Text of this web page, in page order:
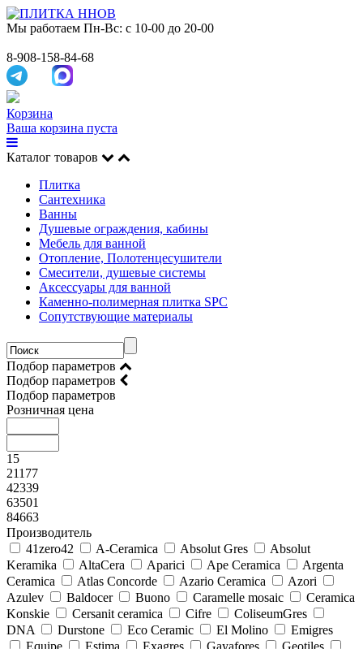
Мы работаем Пн-Вс: с 10-00 до 20-00
8-908-158-84-68
Корзина
Ваша корзина пуста
Каталог товаров
Плитка
Сантехника
Ванны
Душевые ограждения, кабины
Мебель для ванной
Отопление, Полотенцесушители
Смесители, душевые системы
Аксессуары для ванной
Каменно-полимерная плитка SPC
Сопутствующие материалы
Подбор параметров
Подбор параметров
Подбор параметров
Розничная цена
15
21177
42339
63501
84663
Производитель
41zero42
A-Ceramica Absolut Gres
Absolut
Keramika
AltaCera Aparici Ape Ceramica
Argenta
Ceramica
Atlas Concorde Azario Ceramica
Azori
Azulev
Baldocer Buono Caramelle mosaic
Ceramica
Konskie
Cersanit ceramica Cifre
ColiseumGres
DNA
Durstone Eco Ceramic El Molino
Emigres
Equipe
Estima Exagres Gayafores
Geotiles